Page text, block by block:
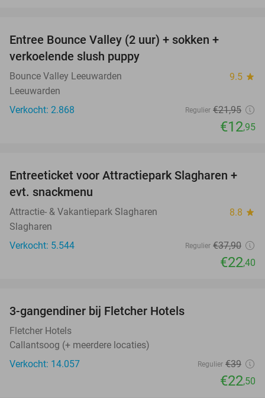
Entree Bounce Valley (2 uur) + sokken +
verkoelende slush puppy
Bounce Valley Leeuwarden 9.5 star
Leeuwarden
Verkocht: 2.868
Regulier €21,95
€12,95
41%
Entreeticket voor Attractiepark Slagharen +
evt. snackmenu
Attractie- & Vakantiepark Slagharen 8.8 star
Slagharen
Verkocht: 5.544
Regulier €37,90
€22,40
3-gangendiner bij Fletcher Hotels
Fletcher Hotels
Callantsoog (+ meerdere locaties)
Verkocht: 14.057
Regulier €39
€22,50